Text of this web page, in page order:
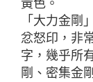
黃色。
「大力金剛
忿怒印，非
字，幾乎所
剛、密集金